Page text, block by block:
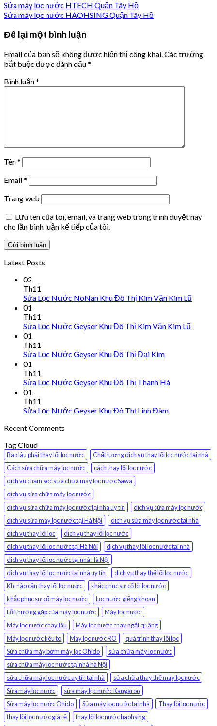
Sửa máy lọc nước HTECH Quận Tây Hồ
Sửa máy lọc nước HAOHSING Quận Tây Hồ
Để lại một bình luận
Email của bạn sẽ không được hiển thị công khai. Các trường
bắt buộc được đánh dấu*
Bình luận*
Tên*
Email*
Trang web
Lưu tên của tôi, email, và trang web trong trình duyệt này
cho lần bình luận kế tiếp của tôi.
Latest Posts
02
Th11
Sửa Lọc Nước NoNan Khu Đô Thị Kim Văn Kim Lũ
01
Th11
Sửa Lọc Nước Geyser Khu Đô Thị Kim Văn Kim Lũ
01
Th11
Sửa Lọc Nước Geyser Khu Đô Thị Đại Kim
01
Th11
Sửa Lọc Nước Geyser Khu Đô Thị Thanh Hà
01
Th11
Sửa Lọc Nước Geyser Khu Đô Thị Linh Đàm
Recent Comments
Tag Cloud
Bao lâu phải thay lõi lọc nước
Chất lượng dịch vụ thay lõi lọc nước tại nhà
Cách sửa chữa máy lọc nước
cách thay lõi lọc nước
dịch vụ chăm sóc sửa chữa máy lọc nước Sawa
dịch vụ sửa chữa máy lọc nước
dịch vụ sửa chữa máy lọc nước tại nhà uy tín
dịch vụ sửa máy lọc nước
dịch vụ sửa máy lọc nước tại Hà Nội
dịch vụ sửa máy lọc nước tại nhà
dịch vụ thay lõi lọc
dịch vụ thay lõi lọc nước
dịch vụ thay lõi lọc nước tại Hà Nội
dịch vụ thay lõi lọc nước tại nhà
dịch vụ thay lõi lọc nước tại nhà Hà Nội
dịch vụ thay lõi lọc nước tại nhà uy tín
dịch vụ thay thế lõi lọc nước
Khi nào cần thay lõi lọc nước
khắc phục sự cố lõi lọc nước
khắc phục sự cố máy lọc nước
Lọc nước giếng khoan
Lỗi thường gặp của máy lọc nước
Máy lọc nước
Máy lọc nước chạy lâu
Máy lọc nước chạy ngắt quãng
Máy lọc nước kêu to
Máy lọc nước RO
quá trình thay lõi lọc
Sửa chữa máy bơm máy lọc Ohido
sửa chữa máy lọc nước
sửa chữa máy lọc nước tại nhà hà Nội
sửa chữa máy lọc nước uy tín tại nhà
sửa chữa thay thế máy lọc nước
Sửa máy lọc nước
sửa máy lọc nước Kangaroo
Sửa máy lọc nước Ohido
Sửa máy lọc nước tại nhà
Thay lõi lọc nước
thay lõi lọc nước giá rẻ
thay lõi lọc nước haohsing